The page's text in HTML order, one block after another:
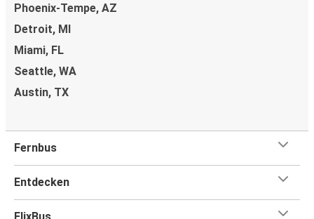
Phoenix-Tempe, AZ
Detroit, MI
Miami, FL
Seattle, WA
Austin, TX
Fernbus
Entdecken
FlixBus